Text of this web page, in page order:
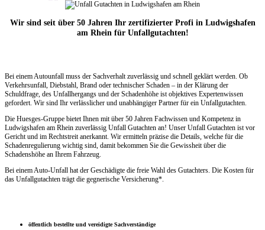
Wir sind seit über 50 Jahren Ihr zertifizierter Profi in Ludwigshafen
am Rhein für Unfallgutachten!
Bei einem Autounfall muss der Sachverhalt zuverlässig und schnell geklärt werden. Ob
Verkehrsunfall, Diebstahl, Brand oder technischer Schaden – in der Klärung der
Schuldfrage, des Unfallhergangs und der Schadenhöhe ist objektives Expertenwissen
gefordert. Wir sind Ihr verlässlicher und unabhängiger Partner für ein Unfallgutachten.
Die Huesges-Gruppe bietet Ihnen mit über 50 Jahren Fachwissen und Kompetenz in
Ludwigshafen am Rhein zuverlässig Unfall Gutachten an! Unser Unfall Gutachten ist vor
Gericht und im Rechtstreit anerkannt. Wir ermitteln präzise die Details, welche für die
Schadenregulierung wichtig sind, damit bekommen Sie die Gewissheit über die
Schadenshöhe an Ihrem Fahrzeug.
Bei einem Auto-Unfall hat der Geschädigte die freie Wahl des Gutachters. Die Kosten für
das Unfallgutachten trägt die gegnerische Versicherung*.
öffentlich bestellte und vereidigte Sachverständige